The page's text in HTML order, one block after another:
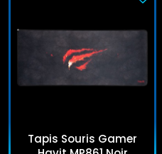
Tapis Souris Gamer